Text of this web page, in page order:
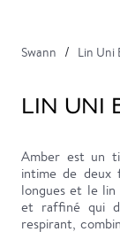
Swann Lin Uni
LIN UNI
Amber est un
intime de deux
longues et le
et raffiné qui
respirant,